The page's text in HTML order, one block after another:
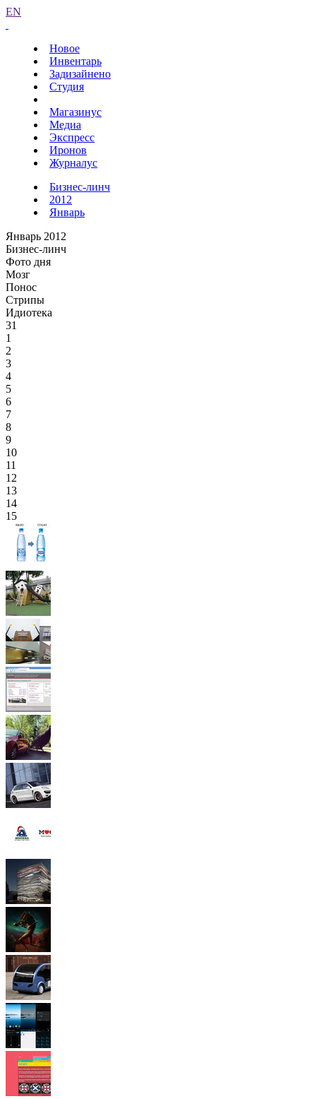
EN
Новое
Инвентарь
Задизайнено
Студия
Магазинус
Медиа
Экспресс
Иронов
Журналус
Бизнес-линч
2012
Январь
Январь 2012
Бизнес-линч
Фото дня
Мозг
Понос
Стрипы
Идиотека
31
1
2
3
4
5
6
7
8
9
10
11
12
13
14
15